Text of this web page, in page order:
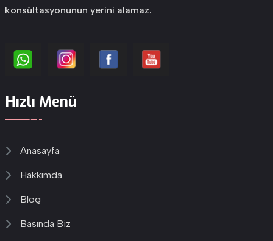
konsültasyonunun yerini alamaz.
Hızlı Menü
Anasayfa
Hakkımda
Blog
Basında Biz